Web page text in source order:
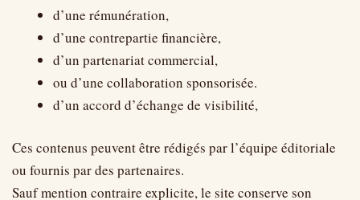
d’une rémunération,
d’une contrepartie financière,
d’un partenariat commercial,
ou d’une collaboration sponsorisée.
d’un accord d’échange de visibilité,
Ces contenus peuvent être rédigés par l’équipe éditoriale
ou fournis par des partenaires.
Sauf mention contraire explicite, le site conserve son